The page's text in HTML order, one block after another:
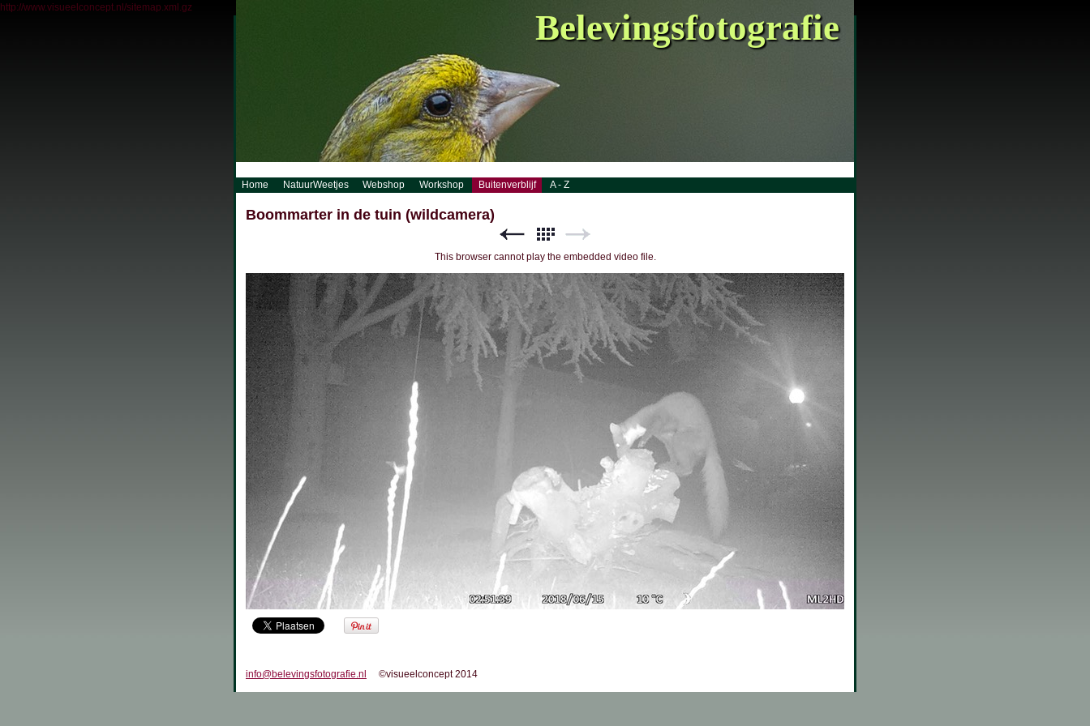
http://www.visueelconcept.nl/sitemap.xml.gz Belevingsfotografie
Home NatuurWeetjes Webshop Workshop Buitenverblijf A - Z
Boommarter in de tuin (wildcamera)
This browser cannot play the embedded video file.
info@belevingsfotografie.nl ©visueelconcept 2014